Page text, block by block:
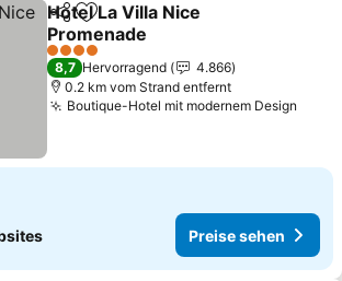
TeilenZu Favoriten hinzufügen
Hotel La Villa Nice
Promenade
Preise sehen
4 Sterne
8,7 Hervorragend
4.866
0.2 km vom Strand entfernt
Boutique-Hotel mit modernem Design
Preise sehen